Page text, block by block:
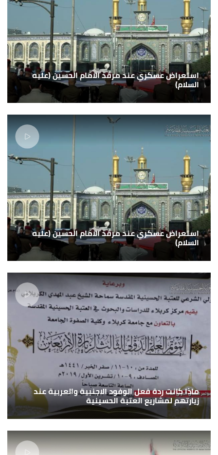
استعراض عسكري عند مرقد الامام الحسين (عليه
السلام)
استعراض عسكري عند مرقد الامام الحسين (عليه
السلام)
ماذا كانت ردة فعل الوفود الاجنبية والعربية عند
زيارتهم لمشاريع العتبة الحسينية